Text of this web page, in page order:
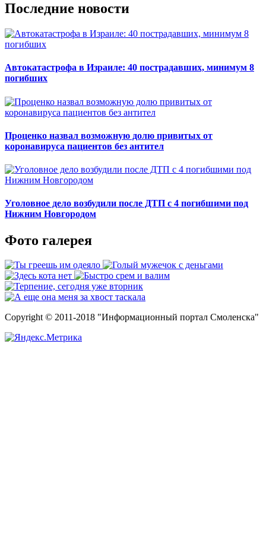
Последние новости
Автокатастрофа в Израиле: 40 пострадавших, минимум 8
погибших
Проценко назвал возможную долю привитых от
коронавируса пациентов без антител
Уголовное дело возбудили после ДТП с 4 погибшими под
Нижним Новгородом
Фото галерея
Copyright © 2011-2018 "Информационный портал Смоленска"